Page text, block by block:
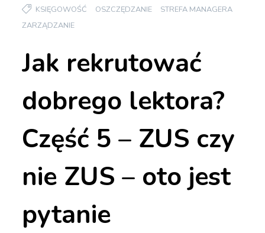
KSIĘGOWOŚĆ OSZCZĘDZANIE
STREFA MANAGERA
ZARZĄDZANIE
Jak rekrutować
dobrego lektora?
Część 5 – ZUS czy
nie ZUS – oto jest
pytanie